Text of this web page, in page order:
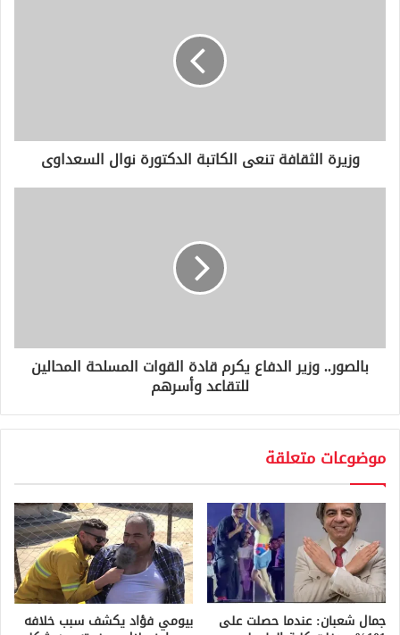
ر
ي
وزيرة الثقافة تنعى الكاتبة الدكتورة نوال السعداوى
بالصور.. وزير الدفاع يكرم قادة القوات المسلحة المحالين
للتقاعد وأسرهم
موضوعات متعلقة
جمال شعبان: عندما حصلت على بيومي فؤاد يكشف سبب خلافه